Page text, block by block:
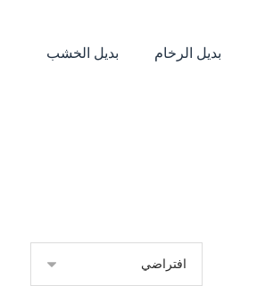
بديل الرخام بديل الخشب